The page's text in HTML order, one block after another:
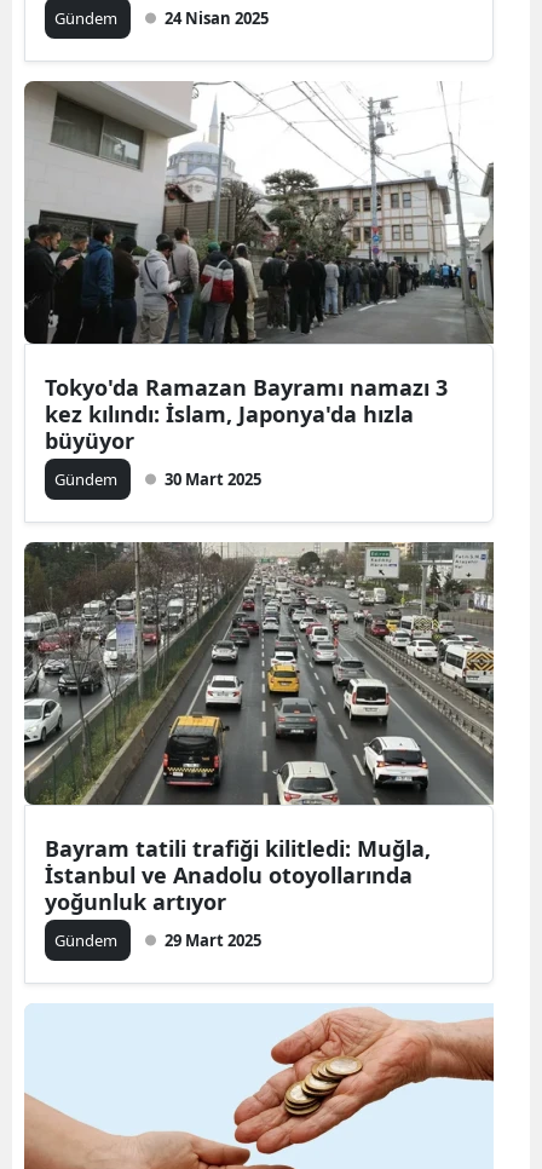
Gündem 24 Nisan 2025
Tokyo'da Ramazan Bayramı namazı 3
kez kılındı: İslam, Japonya'da hızla
büyüyor
Gündem 30 Mart 2025
Bayram tatili trafiği kilitledi: Muğla,
İstanbul ve Anadolu otoyollarında
yoğunluk artıyor
Gündem 29 Mart 2025